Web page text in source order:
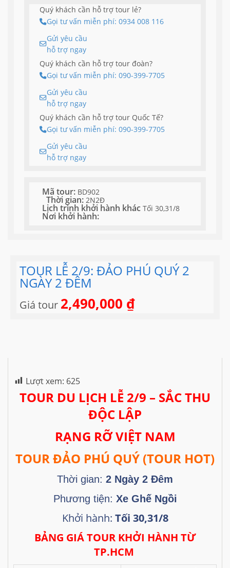
Quý khách cần hỗ trợ tour lẻ?
Gọi tư vấn miễn phí: 0934 008 116
Gửi yêu cầu
hỗ trợ ngay
Quý khách cần hỗ trợ tour đoàn?
Gọi tư vấn miễn phí: 090-399-7705
Gửi yêu cầu
hỗ trợ ngay
Quý khách cần hỗ trợ tour Quốc Tế?
Gọi tư vấn miễn phí: 090-399-7705
Gửi yêu cầu
hỗ trợ ngay
Mã tour: BD902
Thời gian: 2N2Đ
Lịch trình khởi hành khác Tối 30,31/8
Nơi khởi hành:
TOUR LỄ 2/9: ĐẢO PHÚ QUÝ 2
NGÀY 2 ĐÊM
Giá tour 2,490,000 ₫
Lượt xem: 625
TOUR DU LỊCH LỄ 2/9 – SẮC THU
ĐỘC LẬP
RẠNG RỠ VIỆT NAM
TOUR ĐẢO PHÚ QUÝ (TOUR HOT)
Thời gian: 2 Ngày 2 Đêm
Phương tiện: Xe Ghế Ngồi
Khởi hành: Tối 30,31/8
BẢNG GIÁ TOUR KHỞI HÀNH TỪ
TP.HCM